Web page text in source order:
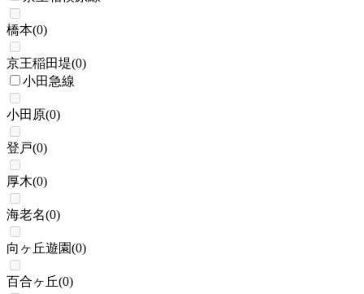
橋本(0)
京王稲田堤(0)
小田急線
小田原(0)
登戸(0)
厚木(0)
海老名(0)
向ヶ丘遊園(0)
百合ヶ丘(0)